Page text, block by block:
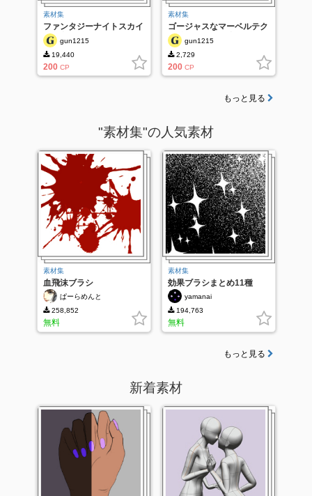
素材集
ファンタジーナイトスカイ
セットgun1215
19,440
200 CP
素材集
ゴージャスなマーベルテク
スチャの48セット
gun1215
2,729
200 CP
もっと見る
"素材集"の人気素材
素材集
血飛沫ブラシ
ぱーらめんと
258,852
無料
素材集
効果ブラシまとめ11種
yamanai
194,763
無料
もっと見る
新着素材